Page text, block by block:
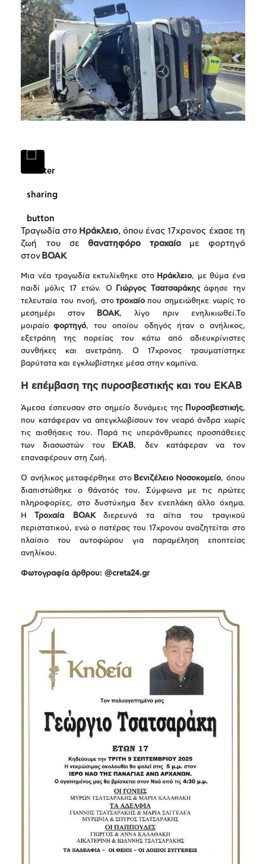
Τραγωδία στο Ηράκλειο, όπου ένας 17χρονος έχασε τη
ζωή του σε θανατηφόρο τροχαίο με φορτηγό
στον ΒΟΑΚ
Μια νέα τραγωδία εκτυλίχθηκε στο Ηράκλειο, με θύμα ένα
παιδί μόλις 17 ετών. Ο
Γιώργος Τσατσαράκης άφησε την
τελευταία του πνοή, στο τροχαίο που σημειώθηκε νωρίς το
μεσημέρι στον
ΒΟΑΚ, λίγο πριν ενηλικιωθεί.Το
μοιραίοφορτηγό, του οποίου οδηγός ήταν ο ανήλικος,
εξετράπη της πορείας του κάτω από αδιευκρίνιστες
συνθήκες και ανετράπη. Ο 17χρονος τραυματίστηκε
βαρύτατα και εγκλωβίστηκε μέσα στην καμπίνα.
Η επέμβαση της πυροσβεστικής και του ΕΚΑΒ
Άμεσα έσπευσαν στο σημείο δυνάμεις της Πυροσβεστικής,
που κατάφεραν να απεγκλωβίσουν τον νεαρό άνδρα χωρίς
τις αισθήσεις του. Παρά τις υπεράνθρωπες προσπάθειες
των διασωστών του
ΕΚΑΒ, δεν κατάφεραν να τον
επαναφέρουν στη ζωή.
Ο ανήλικος μεταφέρθηκε στο Βενιζέλειο Νοσοκομείο, όπου
διαπιστώθηκε ο θάνατός του. Σύμφωνα με τις πρώτες
πληροφορίες, στο δυστύχημα δεν ενεπλάκη άλλο όχημα.
Η
Τροχαία ΒΟΑΚδιερευνά τα αίτια του τραγικού
περιστατικού, ενώ ο πατέρας του 17χρονου αναζητείται στο
πλαίσιο του αυτοφώρου για παραμέληση εποπτείας
ανηλίκου.
Φωτογραφία άρθρου: @creta24.gr